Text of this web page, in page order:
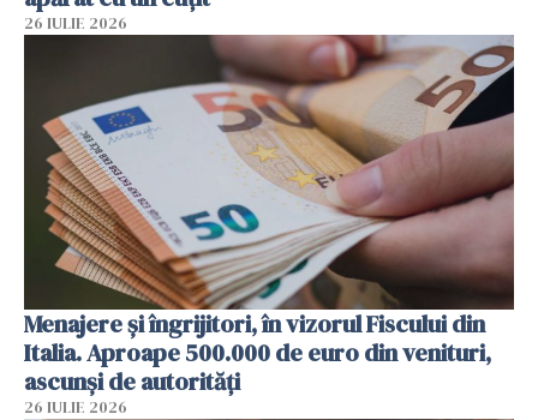
26 IULIE 2026
Menajere și îngrijitori, în vizorul Fiscului din
Italia. Aproape 500.000 de euro din venituri,
ascunși de autorități
26 IULIE 2026